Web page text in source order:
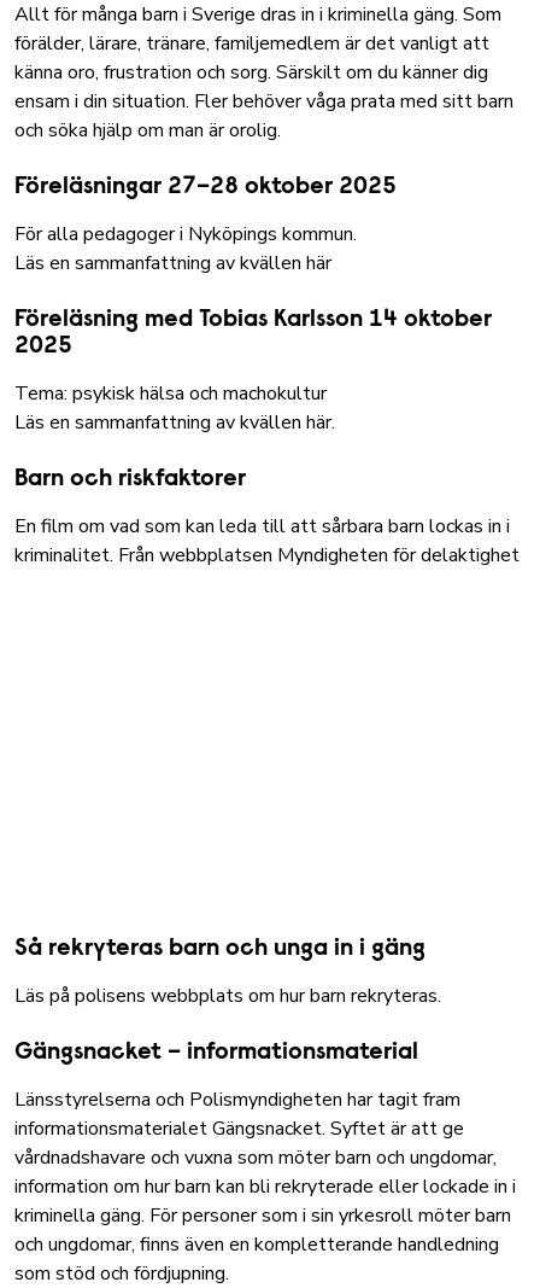
Allt för många barn i Sverige dras in i kriminella gäng. Som
förälder, lärare, tränare, familjemedlem är det vanligt att
känna oro, frustration och sorg. Särskilt om du känner dig
ensam i din situation. Fler behöver våga prata med sitt barn
och söka hjälp om man är orolig.
Föreläsningar 27–28 oktober 2025
För alla pedagoger i Nyköpings kommun.
Läs en sammanfattning av kvällen här
Föreläsning med Tobias Karlsson 14 oktober
2025
Tema: psykisk hälsa och machokultur
Läs en sammanfattning av kvällen här.
Barn och riskfaktorer
En film om vad som kan leda till att sårbara barn lockas in i
kriminalitet. Från webbplatsen Myndigheten för delaktighet
Så rekryteras barn och unga in i gäng
Läs på polisens webbplats om hur barn rekryteras.
Gängsnacket – informationsmaterial
Länsstyrelserna och Polismyndigheten har tagit fram
informationsmaterialet Gängsnacket. Syftet är att ge
vårdnadshavare och vuxna som möter barn och ungdomar,
information om hur barn kan bli rekryterade eller lockade in i
kriminella gäng. För personer som i sin yrkesroll möter barn
och ungdomar, finns även en kompletterande handledning
som stöd och fördjupning.